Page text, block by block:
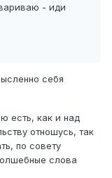
- иди
себя
есть, как и над
отношусь, так
по совету
слова